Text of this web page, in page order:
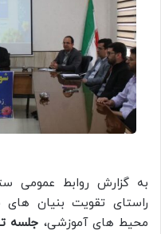
به گزارش روابط عمومی
راستای تقویت بنیان
محیط های آموزشی، جلسه